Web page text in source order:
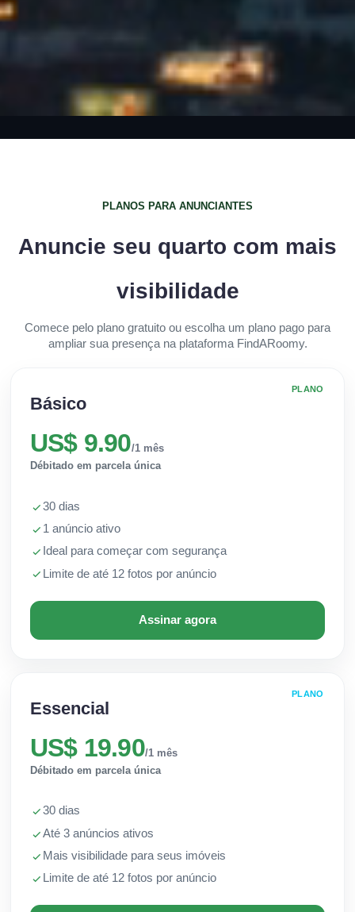
PLANOS PARA ANUNCIANTES
Anuncie seu quarto com mais
visibilidade
Comece pelo plano gratuito ou escolha um plano pago para
ampliar sua presença na plataforma FindARoomy.
PLANO
Básico
US$ 9.90/1 mês
Débitado em parcela única
30 dias
1 anúncio ativo
Ideal para começar com segurança
Limite de até 12 fotos por anúncio
Assinar agora
PLANO
Essencial
US$ 19.90/1 mês
Débitado em parcela única
30 dias
Até 3 anúncios ativos
Mais visibilidade para seus imóveis
Limite de até 12 fotos por anúncio